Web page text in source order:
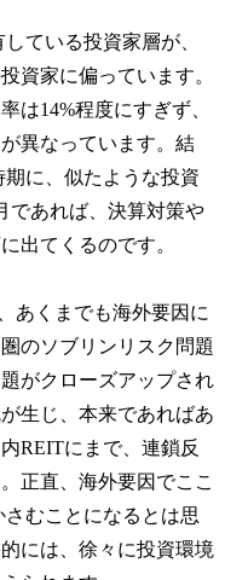
ている投資家層が、
資家に偏っています。
は14%程度にすぎず、
異なっています。結
に、似たような投資
であれば、決算対策や
出てくるのです。
あくまでも海外要因に
のソブリンリスク問題
がクローズアップされ
生じ、本来であればあ
REITにまで、連鎖反
正直、海外要因でここ
むことになるとは思
には、徐々に投資環境